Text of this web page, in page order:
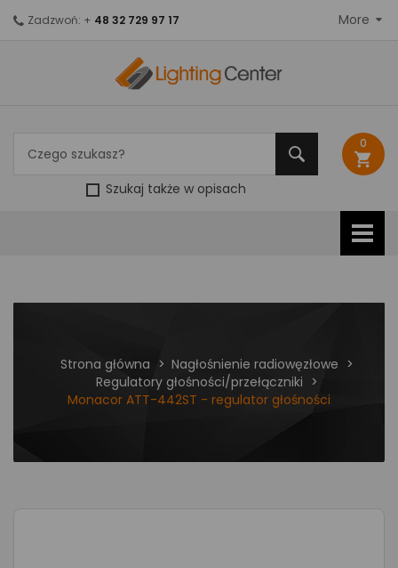
Szukaj także w opisach
0
shopping_cart
Zadzwoń: + 48 32 729 97 17 More
Strona główna
Nagłośnienie radiowęzłowe
Regulatory głośności/przełączniki
Monacor ATT-442ST - regulator głośności